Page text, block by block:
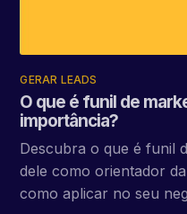
GERAR LEADS
O que é funil de
importância?
Descubra o que é funil
dele como orientador
como aplicar no seu